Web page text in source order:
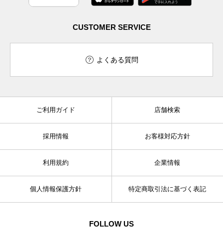
CUSTOMER SERVICE
よくある質問
ご利用ガイド 店舗検索
採用情報 お客様対応方針
利用規約 企業情報
個人情報保護方針 特定商取引法に基づく表記
FOLLOW US